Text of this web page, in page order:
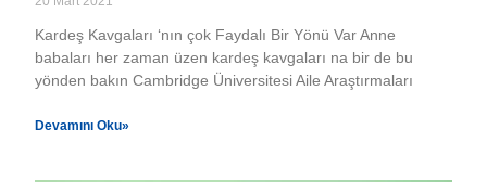
Kardeş Kavgaları ‘nın çok Faydalı Bir Yönü Var Anne
babaları her zaman üzen kardeş kavgaları na bir de bu
yönden bakın Cambridge Üniversitesi Aile Araştırmaları
Devamını Oku»